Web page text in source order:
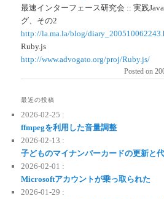
最速インターフェース研究会 :: 実践
グ、その2
http://la.ma.la/blog/
Ruby.js
http://www.advogato.org/proj/Ruby.js/
Posted on
最近の投稿
2026-02-25 :
ffmpegを利用した音量調整
2026-02-13 :
子どものマイナンバーカードの更新と
2026-02-01 :
Microsoftアカウントが乗っ取られた
2026-01-29 :